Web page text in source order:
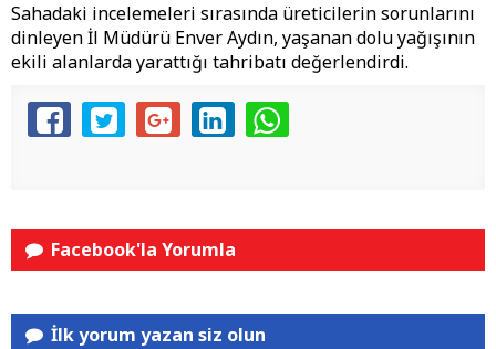
​Sahadaki incelemeleri sırasında üreticilerin sorunlarını
dinleyen İl Müdürü Enver Aydın, yaşanan dolu yağışının
ekili alanlarda yarattığı tahribatı değerlendirdi.
Facebook'la Yorumla
İlk yorum yazan siz olun